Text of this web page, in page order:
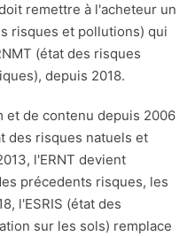
remettre à l'acheteur un
risques et pollutions) qui
(état des risques
depuis 2018.
et de contenu depuis 2006
des risques natuels et
l'ERNT devient
précedents risques, les
l'ESRIS (état des
sur les sols) remplace